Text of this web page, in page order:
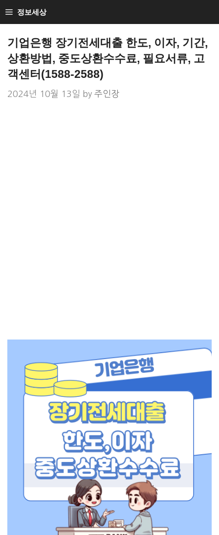
to
정보세상
기업은행 장기전세대출 한도, 이자, 기간,
상환방법, 중도상환수수료, 필요서류, 고
객센터(1588-2588)
2024년 10월 13일 by 주인장